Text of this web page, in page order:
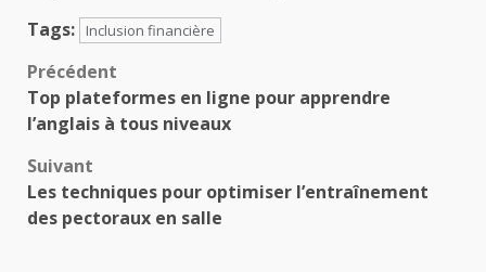
Tags:
Inclusion financière
Navigation
d’article
Précédent
Top plateformes en ligne pour apprendre
l’anglais à tous niveaux
Suivant
Les techniques pour optimiser l’entraînement
des pectoraux en salle